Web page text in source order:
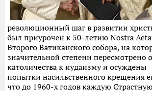
революционный шаг в развитии
был приурочен к 50-летию Nostra
Второго Ватиканского собора, на
значительной степени пересмотрено
католичества к иудаизму и осуждены
попытки насильственного крещения
что до 1960-х годов каждую